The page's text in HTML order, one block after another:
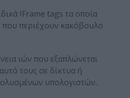
IFrame tags τα οποία
περιέχουν κακόβουλο
ιών που εξαπλώνεται
τους σε δίκτυα ή
υπολογιστών..